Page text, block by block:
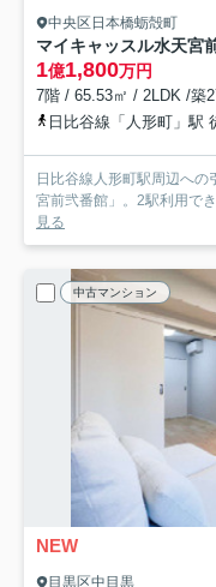
中央区日本橋蛎殻町
マイキャッスル水天宮
1億1,800万円
7階 / 65.53㎡ / 2LDK /築
日比谷線「人形町」駅
日比谷線人形町駅周辺へ
宮前弐番館」。2駅利用で
見る
中古マンション
NEW
目黒区中目黒